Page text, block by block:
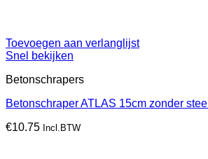
Toevoegen aan verlanglijst
Snel bekijken
Betonschrapers
Betonschraper ATLAS 15cm zonder steel
€10.75 Incl.BTW